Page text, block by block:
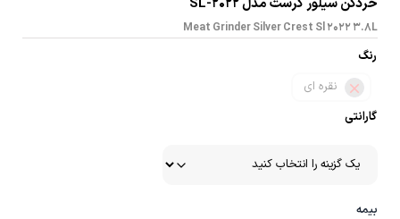
Meat Grinder Silver Crest Sl 2022 3.8L
رنگ
نقره ای
گارانتی
بیمه